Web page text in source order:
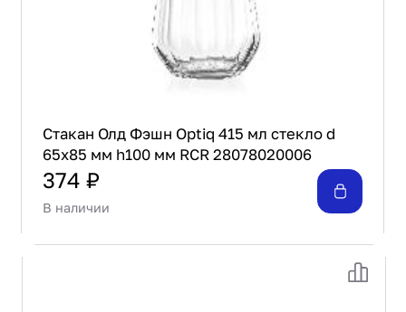
Стакан Олд Фэшн Optiq 415 мл стекло d
65х85 мм h100 мм RCR 28078020006
374 ₽
В наличии